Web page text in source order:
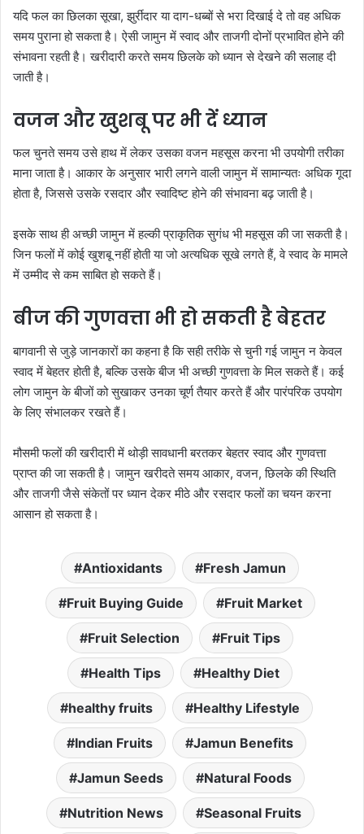
यदि फल का छिलका सूखा, झुर्रीदार या दाग-धब्बों से भरा दिखाई दे तो वह अधिक
समय पुराना हो सकता है। ऐसी जामुन में स्वाद और ताजगी दोनों प्रभावित होने की
संभावना रहती है। खरीदारी करते समय छिलके को ध्यान से देखने की सलाह दी
जाती है।
वजन और खुशबू पर भी दें ध्यान
फल चुनते समय उसे हाथ में लेकर उसका वजन महसूस करना भी उपयोगी तरीका
माना जाता है। आकार के अनुसार भारी लगने वाली जामुन में सामान्यतः अधिक गूदा
होता है, जिससे उसके रसदार और स्वादिष्ट होने की संभावना बढ़ जाती है।
इसके साथ ही अच्छी जामुन में हल्की प्राकृतिक सुगंध भी महसूस की जा सकती है।
जिन फलों में कोई खुशबू नहीं होती या जो अत्यधिक सूखे लगते हैं, वे स्वाद के मामले
में उम्मीद से कम साबित हो सकते हैं।
बीज की गुणवत्ता भी हो सकती है बेहतर
बागवानी से जुड़े जानकारों का कहना है कि सही तरीके से चुनी गई जामुन न केवल
स्वाद में बेहतर होती है, बल्कि उसके बीज भी अच्छी गुणवत्ता के मिल सकते हैं। कई
लोग जामुन के बीजों को सुखाकर उनका चूर्ण तैयार करते हैं और पारंपरिक उपयोग
के लिए संभालकर रखते हैं।
मौसमी फलों की खरीदारी में थोड़ी सावधानी बरतकर बेहतर स्वाद और गुणवत्ता
प्राप्त की जा सकती है। जामुन खरीदते समय आकार, वजन, छिलके की स्थिति
और ताजगी जैसे संकेतों पर ध्यान देकर मीठे और रसदार फलों का चयन करना
आसान हो सकता है।
Antioxidants Fresh Jamun
Fruit Buying Guide Fruit Market
Fruit Selection Fruit Tips
Health Tips Healthy Diet
healthy fruits Healthy Lifestyle
Indian Fruits Jamun Benefits
Jamun Seeds Natural Foods
Nutrition News Seasonal Fruits